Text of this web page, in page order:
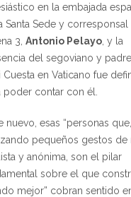
en la embajada
Santa Sede y corresponsal
3, Antonio Pelayo , y la
del segoviano y
Cuesta en Vaticano fue
poder contar con él.
nuevo, esas “personas que,
pequeños gestos de
y anónima, son el pilar
sobre el que
mejor” cobran sentido